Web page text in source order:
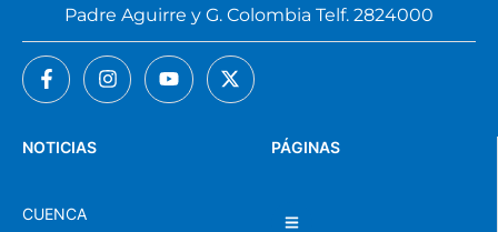
PÁGINAS
NOTICIAS
CUENCA
Padre Aguirre y G. Colombia Telf. 2824000